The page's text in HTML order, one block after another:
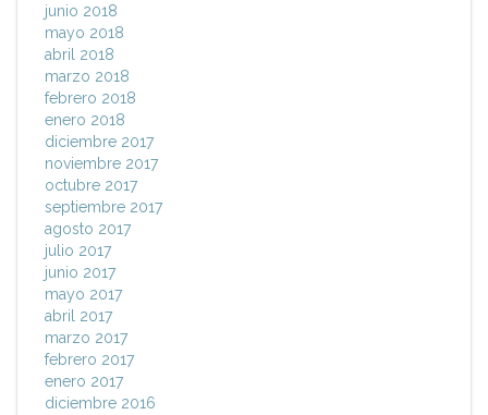
junio 2018
mayo 2018
abril 2018
marzo 2018
febrero 2018
enero 2018
diciembre 2017
noviembre 2017
octubre 2017
septiembre 2017
agosto 2017
julio 2017
junio 2017
mayo 2017
abril 2017
marzo 2017
febrero 2017
enero 2017
diciembre 2016